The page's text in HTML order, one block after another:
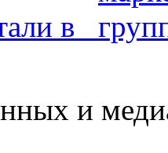
в
и